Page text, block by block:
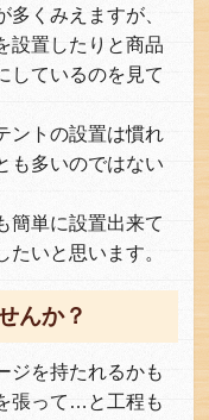
くみえますが、
設置したりと商品
しているのを見て
ントの設置は慣れ
も多いのではない
簡単に設置出来て
いと思います。
んか？
ジを持たれるかも
張って…と工程も